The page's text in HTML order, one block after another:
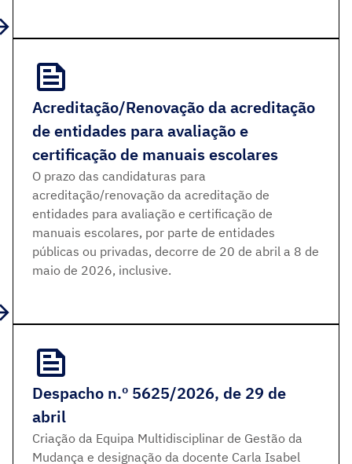
Acreditação/Renovação da acreditação
de entidades para avaliação e
certificação de manuais escolares
O prazo das candidaturas para
acreditação/renovação da acreditação de
entidades para avaliação e certificação de
manuais escolares, por parte de entidades
públicas ou privadas, decorre de 20 de abril a 8 de
maio de 2026, inclusive.
Despacho n.º 5625/2026, de 29 de
abril
Criação da Equipa Multidisciplinar de Gestão da
Mudança e designação da docente Carla Isabel